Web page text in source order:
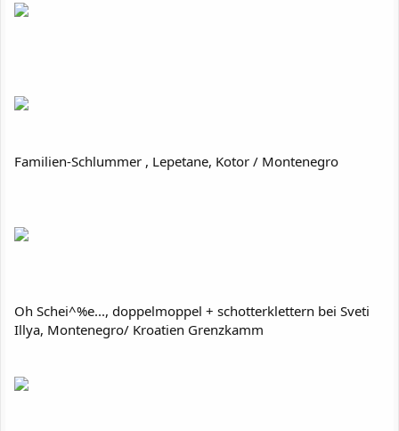
Familien-Schlummer , Lepetane, Kotor / Montenegro
Oh Schei^%e..., doppelmoppel + schotterklettern bei Sveti
Illya, Montenegro/ Kroatien Grenzkamm